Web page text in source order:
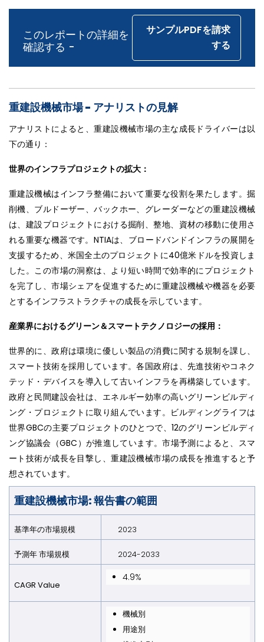
このレポートの詳細を
確認する -
サンプルPDFを請求
する
重建設機械市場 - アナリストの見解
アナリストによると、重建設機械市場の主な成長ドライバーは以
下の通り：
世界のインフラプロジェクトの拡大：
重建設機械はインフラ整備において重要な役割を果たします。掘
削機、ブルドーザー、バックホー、グレーダーなどの重建設機械
は、建設プロジェクトにおける掘削、整地、資材の移動に使用さ
れる重要な機器です。NTIAは、ブロードバンドインフラの展開を
支援するため、米国全土のプロジェクトに40億米ドルを投資しま
した。この市場の洞察は、より短い時間で効率的にプロジェクト
を完了し、市場シェアを促進するために重建設機械や機器を必要
とするインフラストラクチャの成長を示しています。
産業界におけるグリーン＆スマートテクノロジーの採用：
世界的に、政府は環境に優しい製品の消費に関する規制を課し、
スマート技術を採用しています。各国政府は、先進技術やコネク
テッド・デバイスを導入して古いインフラを再構築しています。
政府と民間建設会社は、エネルギー効率の高いグリーンビルディ
ング・プロジェクトに取り組んでいます。ビルディングライフは
世界GBCの主要プロジェクトのひとつで、12のグリーンビルディ
ング協議会（GBC）が推進しています。市場予測によると、スマ
ート技術が成長を目撃し、重建設機械市場の成長を推進すると予
想されています。
重建設機械市場: 報告書の範囲
基準年の市場規模 2023
予測年 市場規模 2024-2033
CAGR Value
4.9%
機械別
用途別